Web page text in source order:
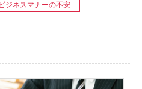
ビジネスマナーの不安